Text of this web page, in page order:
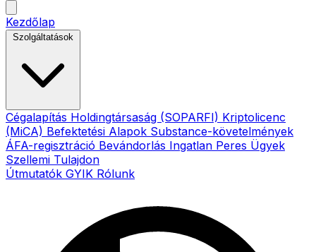
Kezdőlap
Cégalapítás Holdingtársaság (SOPARFI) Kriptolicenc
(MiCA) Befektetési Alapok Substance-követelmények
ÁFA-regisztráció Bevándorlás Ingatlan Peres Ügyek
Szellemi Tulajdon
Útmutatók GYIK Rólunk